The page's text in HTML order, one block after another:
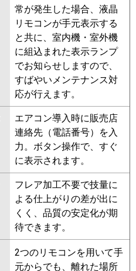
常が発生した場合、液晶
リモコンが手元表示する
と共に、室内機・室外機
に組込まれた表示ランプ
でお知らせしますので、
すばやいメンテナンス対
応が行えます。
エアコン導入時に販売店
連絡先（電話番号）を入
力。ボタン操作で、すぐ
に表示されます。
フレア加工不要で技量に
よる仕上がりの差が出に
くく、品質の安定化が期
待できます。
2つのリモコンを用いて手
元からでも、離れた場所